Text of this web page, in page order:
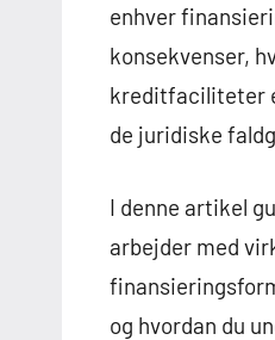
enhver
konsekvenser,
kreditfaciliteter
de juridiske
I denne artikel
arbejder med
og hvordan du